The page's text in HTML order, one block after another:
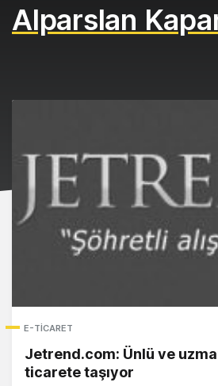
Alparslan
E-TICARET
Jetrend.com: Ünlü ve
ticarete taşıyor